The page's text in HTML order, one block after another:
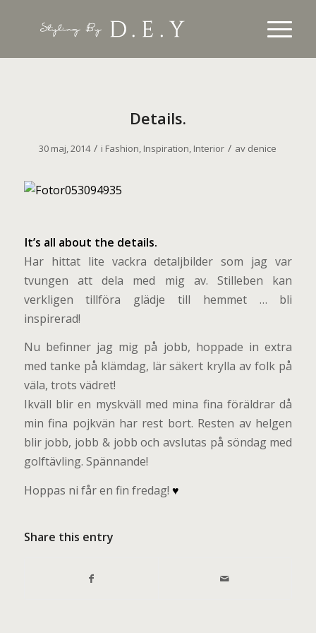
Details.
30 maj, 2014 / i Fashion, Inspiration, Interior / av denice
It’s all about the details.
Har hittat lite vackra detaljbilder som jag var
tvungen att dela med mig av. Stilleben kan
verkligen tillföra glädje till hemmet … bli
inspirerad!
Nu befinner jag mig på jobb, hoppade in extra
med tanke på klämdag, lär säkert krylla av folk på
väla, trots vädret!
Ikväll blir en myskväll med mina fina föräldrar då
min fina pojkvän har rest bort. Resten av helgen
blir jobb, jobb & jobb och avslutas på söndag med
golftävling. Spännande!
Hoppas ni får en fin fredag! ♥
Share this entry